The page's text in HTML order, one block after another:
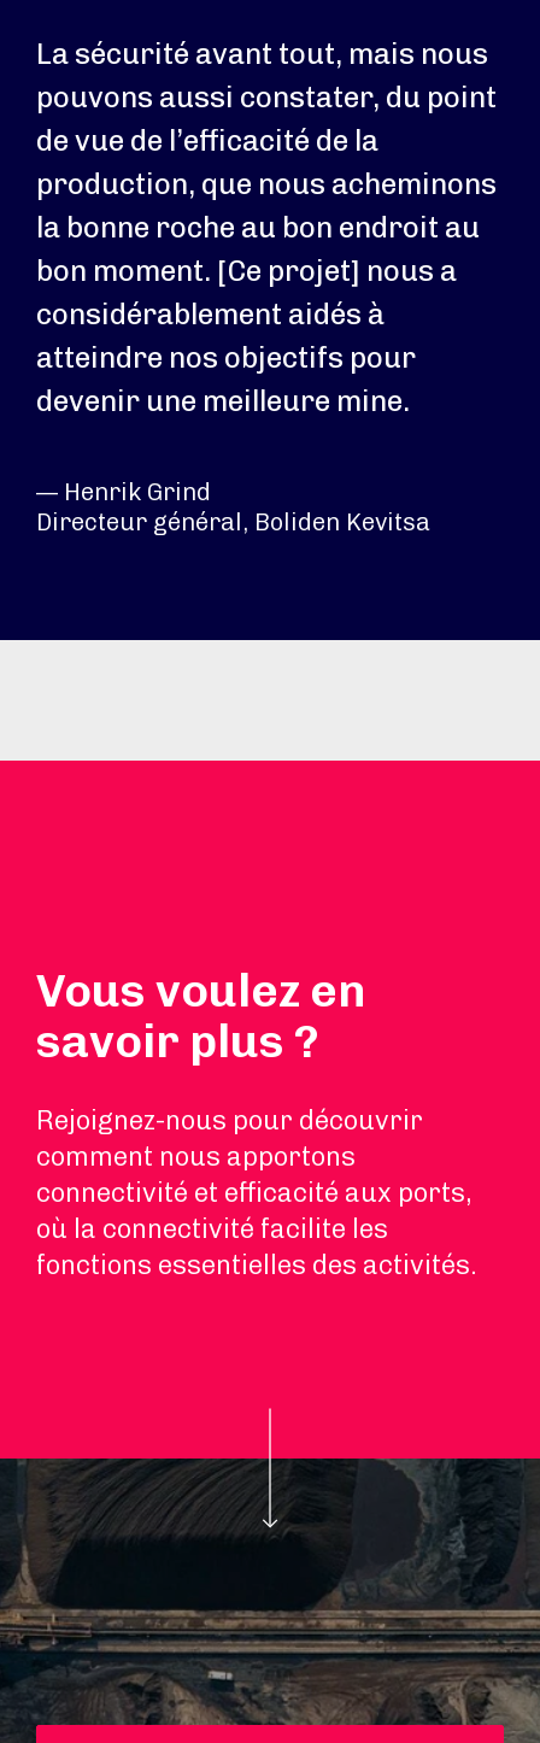
La sécurité avant tout, mais nous
pouvons aussi constater, du point
de vue de l’efficacité de la
production, que nous acheminons
la bonne roche au bon endroit au
bon moment. [Ce projet] nous a
considérablement aidés à
atteindre nos objectifs pour
devenir une meilleure mine.
— Henrik Grind
Directeur général, Boliden Kevitsa
Vous voulez en
savoir plus ?
Rejoignez-nous pour découvrir
comment nous apportons
connectivité et efficacité aux ports,
où la connectivité facilite les
fonctions essentielles des activités.